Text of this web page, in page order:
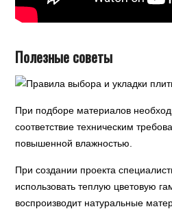
Полезные советы
При подборе материалов
соответствие техническим
повышенной влажностью.
При создании проекта
использовать теплую цветовую
воспроизводит натуральные